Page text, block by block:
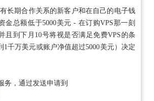
长期合作关系的新客户和在自己的电子钱
金总额低于5000美元 - 在订购VPS那一刻
且到下月10号将视是否满足免费VPS的条
1千万美元或账户净值超过5000美元）决定
务，通过发送申请到